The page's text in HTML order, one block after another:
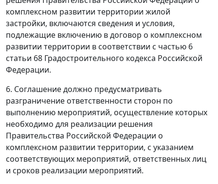
комплексном развитии территории жилой
застройки, включаются сведения и условия,
подлежащие включению в договор о комплексном
развитии территории в соответствии с частью 6
статьи 68 Градостроительного кодекса Российской
Федерации.
6. Соглашение должно предусматривать
разграничение ответственности сторон по
выполнению мероприятий, осуществление которых
необходимо для реализации решения
Правительства Российской Федерации о
комплексном развитии территории, с указанием
соответствующих мероприятий, ответственных лиц
и сроков реализации мероприятий.